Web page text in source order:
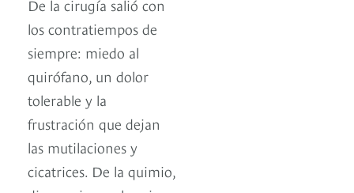
De la cirugía salió con
los contratiempos de
siempre: miedo al
quirófano, un dolor
tolerable y la
frustración que dejan
las mutilaciones y
cicatrices. De la quimio,